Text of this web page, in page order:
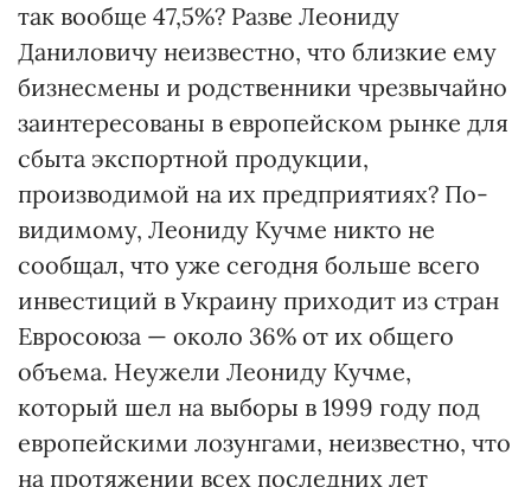
так вообще 47,5%? Разве Леониду
Даниловичу неизвестно, что близкие ему
бизнесмены и родственники чрезвычайно
заинтересованы в европейском рынке для
сбыта экспортной продукции,
производимой на их предприятиях? По-
видимому, Леониду Кучме никто не
сообщал, что уже сегодня больше всего
инвестиций в Украину приходит из стран
Евросоюза — около 36% от их общего
объема. Неужели Леониду Кучме,
который шел на выборы в 1999 году под
европейскими лозунгами, неизвестно, что
на протяжении всех последних лет